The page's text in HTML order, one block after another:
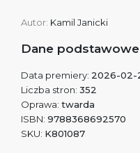
Autor: Kamil Janicki
Dane podstawowe
Data premiery: 2026-02-
Liczba stron: 352
Oprawa: twarda
ISBN: 9788368692570
SKU: K801087